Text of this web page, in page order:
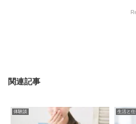
関連記事
体験談 生活と